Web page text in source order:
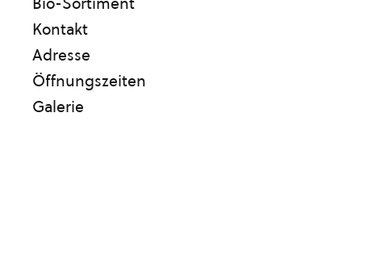
Kontakt
Adresse
Öffnungszeiten
Galerie